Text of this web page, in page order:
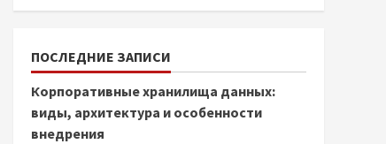
ПОСЛЕДНИЕ ЗАПИСИ
Корпоративные хранилища данных:
виды, архитектура и особенности
внедрения